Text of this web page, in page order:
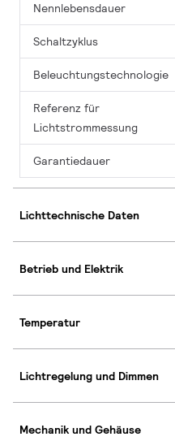
Nennlebensdauer
Schaltzyklus
Beleuchtungstechnologie
Referenz für
Lichtstrommessung
Garantiedauer
Lichttechnische Daten
Betrieb und Elektrik
Temperatur
Lichtregelung und Dimmen
Mechanik und Gehäuse